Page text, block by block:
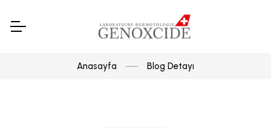
Anasayfa Blog Detayı